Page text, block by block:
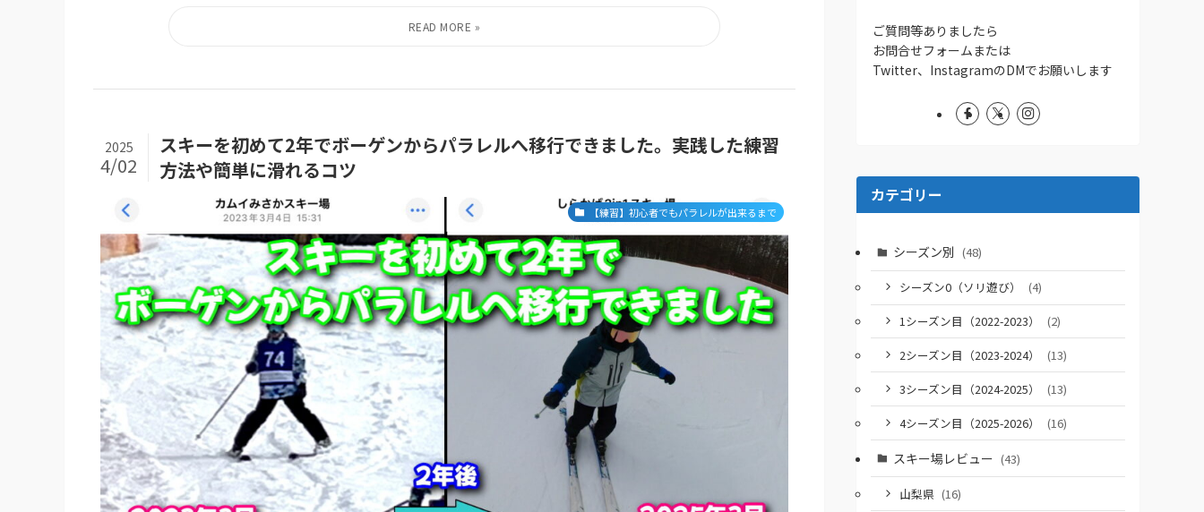
スキーを初めて2年でボーゲンからパラレルへ移行できました。実践した練習
方法や簡単に滑れるコツ
2025
4/02
【練習】初心者でもパラレルが出来るまで
ご質問等ありましたら
お問合せフォームまたは
Twitter、InstagramのDMでお願いします
カテゴリー
シーズン別 (48)
シーズン0（ソリ遊び）
(4)
1シーズン目（2022-2023）
(2)
2シーズン目（2023-2024）
(13)
3シーズン目（2024-2025）
(13)
4シーズン目（2025-2026）
(16)
スキー場レビュー (43)
山梨県 (16)